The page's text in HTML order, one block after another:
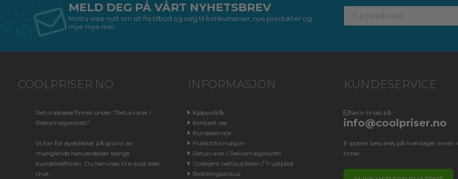
MELD DEG PÅ VÅRT NYHETSBREV
Motta siste nytt om alt fra tilbud og salg til konkurranser, nye produkter og
mye mye mer.
COOLPRISER.NO
Returadresse finnes under "Returvarer /
Reklamasjonsrett"
Vi har for øyeblikket på grunn av
manglende henvendelser stengt
kundetelefonen. Du henvises til e-post eller
chat.
INFORMASJON
Kjøpsvilkår
Kontakt oss
Kundeservice
Fraktinformasjon
Returvarer / Reklamasjonsrett
Godkjent nettbutikken / Trustpilot
Bestillingsstatus
KUNDESERVICE
Skriv til oss på
info@coolpriser.no
E-poster besvares på hverdager innen
timer.